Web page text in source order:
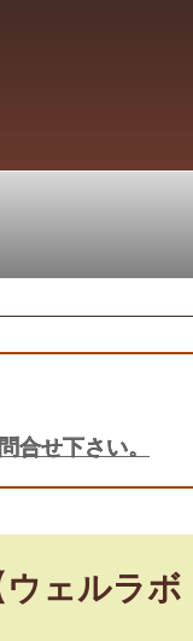
合せ下さい。
ウェルラボ